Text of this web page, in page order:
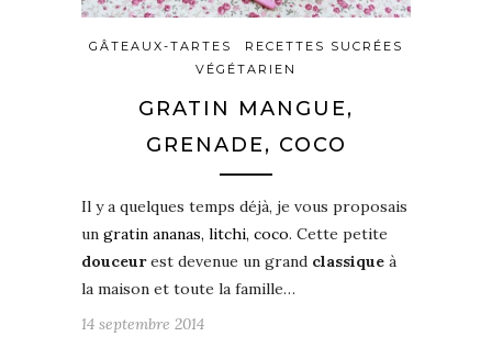
GÂTEAUX-TARTES
RECETTES SUCRÉES
VÉGÉTARIEN
GRATIN MANGUE,
GRENADE, COCO
Il y a quelques temps déjà, je vous proposais
un gratin ananas, litchi, coco. Cette petite
douceurest devenue un grand classique à
la maison et toute la famille…
14 septembre 2014